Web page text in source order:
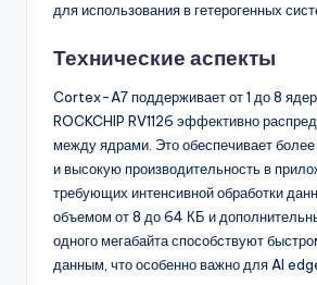
для использования в гетерогенных
Технические аспекты
Cortex-A7 поддерживает от 1 до 8
ROCKCHIP RV1126 эффективно
между ядрами. Это обеспечивает
и высокую производительность в
требующих интенсивной обработки
объемом от 8 до 64 КБ и
одного мегабайта способствуют
данным, что особенно важно для AI